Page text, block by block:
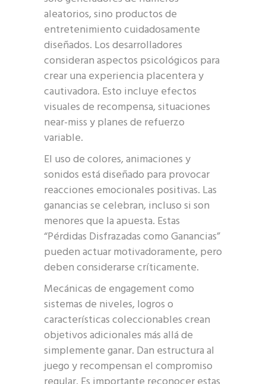
aleatorios, sino productos de
entretenimiento cuidadosamente
diseñados. Los desarrolladores
consideran aspectos psicológicos para
crear una experiencia placentera y
cautivadora. Esto incluye efectos
visuales de recompensa, situaciones
near-miss y planes de refuerzo
variable.
El uso de colores, animaciones y
sonidos está diseñado para provocar
reacciones emocionales positivas. Las
ganancias se celebran, incluso si son
menores que la apuesta. Estas
“Pérdidas Disfrazadas como Ganancias”
pueden actuar motivadoramente, pero
deben considerarse críticamente.
Mecánicas de engagement como
sistemas de niveles, logros o
características coleccionables crean
objetivos adicionales más allá de
simplemente ganar. Dan estructura al
juego y recompensan el compromiso